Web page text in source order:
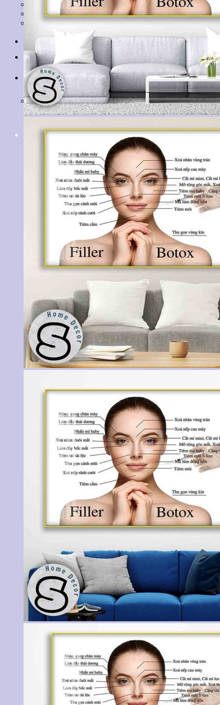
Tranh Lá Cây
Tranh Cá Chép
Tranh Tĩnh Vật
Tranh Đồng Quê
Tranh Thuỷ Mặc
Tranh Con Hổ
Tin tức
Liên hệ
Giỏ hàng
Chưa có sản phẩm trong giỏ hàng.
Tìm
kiếm: